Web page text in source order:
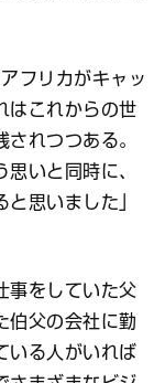
フリカがキャッ
はこれからの世
れつつある。
いと同時に、
思いました」
事をしていた父
伯父の会社に勤
いる人がいれば